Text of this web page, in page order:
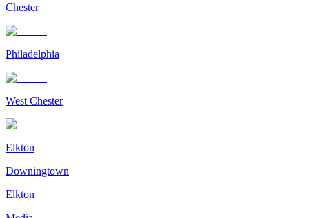
Chester
Philadelphia
West Chester
Elkton
Downingtown
Elkton